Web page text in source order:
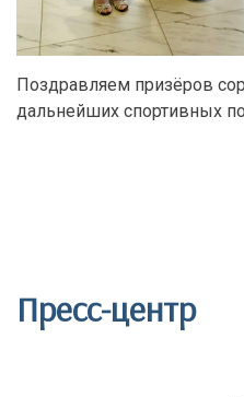
Поздравляем призёров
дальнейших спортивных
Пресс-центр